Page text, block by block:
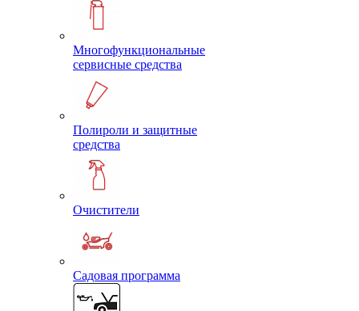
Многофункциональные
сервисные средства
Полироли и защитные
средства
Очистители
Садовая программа